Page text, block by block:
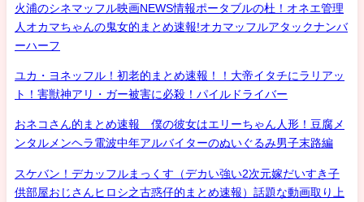
火浦のシネマッフル映画NEWS情報ポータブルの杜！オネエ管理
人オカマちゃんの鬼女的まとめ速報!オカマッフルアタックナンバ
ーハーフ
ユカ・ヨネッフル！初老的まとめ速報！！大帝イタチにラリアッ
ト！害獣神アリ・ガー被害に必殺！パイルドライバー
おネコさん的まとめ速報 僕の彼女はエリーちゃん人形！豆腐メ
ンタルメンヘラ電波中年アルバイターのぬいぐるみ男子末路編
スケバン！デカッフルまっくす（デカい強い2次元嫁だいすき子
供部屋おじさんヒロシ之古惑仔的まとめ速報）話題な動画取り上